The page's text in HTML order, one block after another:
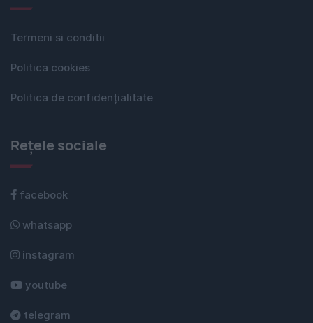
Termeni si conditii
Politica cookies
Politica de confidențialitate
Rețele sociale
facebook
whatsapp
instagram
youtube
telegram